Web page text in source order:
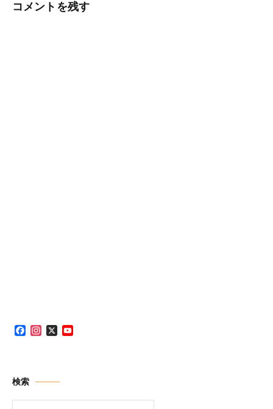
ゲ
コメントを残す
Facebook
Instagram
X
検索